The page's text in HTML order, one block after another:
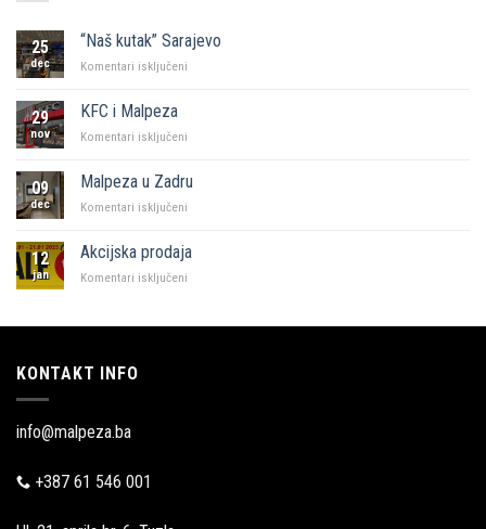
25
dec
“Naš kutak” Sarajevo
Komentari isključeni
29
nov
KFC i Malpeza
Komentari isključeni
Malpeza
09
dec
Malpeza u Zadru
Komentari isključeni
Zadru
12
jan
Akcijska prodaja
Komentari isključeni
KONTAKT INFO
info@malpeza.ba
+387 61 546 001